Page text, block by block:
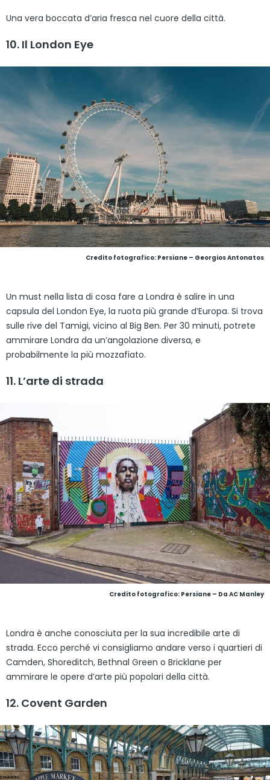
Una vera boccata d’aria fresca nel cuore della città.
10. Il London Eye
Credito fotografico: Persiane – Georgios Antonatos
Un must nella lista di cosa fare a Londra è salire in una
capsula del London Eye, la ruota più grande d’Europa. Si trova
sulle rive del Tamigi, vicino al Big Ben. Per 30 minuti, potrete
ammirare Londra da un’angolazione diversa, e
probabilmente la più mozzafiato.
11. L’arte di strada
Credito fotografico: Persiane – Da AC Manley
Londra è anche conosciuta per la sua incredibile arte di
strada. Ecco perché vi consigliamo andare verso i quartieri di
Camden, Shoreditch, Bethnal Green o Bricklane per
ammirare le opere d’arte più popolari della città.
12. Covent Garden